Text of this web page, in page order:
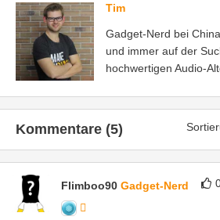
Tim
Gadget-Nerd bei
und immer auf der
hochwertigen Audio-
Kommentare (5)
Flimboo90 Gadget-Nerd